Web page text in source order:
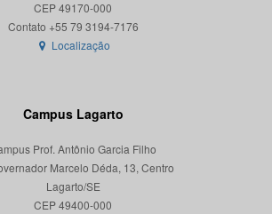
CEP 49170-000
Localização
Campus Lagarto
Prof. Antônio Garcia Filho
Marcelo Déda, 13, Centro
Lagarto/SE
CEP 49400-000